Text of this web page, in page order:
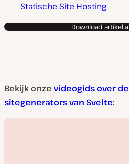
Statische Site Hosting
Download artikel
Bekijk onze videogids over
sitegenerators van Svelte: